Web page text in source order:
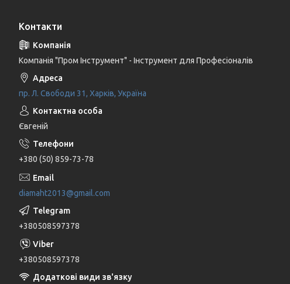
Контакти
Компанія "Пром Інструмент" - Інструмент для Професіоналів
пр. Л. Свободи 31, Харків, Україна
Євгеній
+380 (50) 859-73-78
diamaht2013@gmail.com
+380508597378
+380508597378